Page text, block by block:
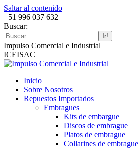
Saltar al contenido
+51 996 037 632
Buscar:
Impulso Comercial e Industrial
ICEISAC
Inicio
Sobre Nosotros
Repuestos Importados
Embragues
Kits de embargue
Discos de embrague
Platos de embrague
Collarines de embrague